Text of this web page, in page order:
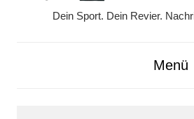
Dein Sport. Dein Revier.
Menü